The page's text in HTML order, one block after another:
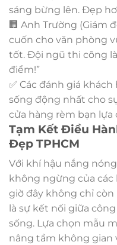
sáng bừng lên. Đẹp
🏢 Anh Trường (Giám
cuốn cho văn phòng
tốt. Đội ngũ thi công
điểm!”
✅ Các đánh giá
sống động nhất cho
cửa hàng rèm bạn lựa
Tạm Kết Điều
Đẹp TPHCM
Với khí hậu nắng
không ngừng của các
giờ đây không chỉ
là sự kết nối giữa
sống. Lựa chọn mẫu
nâng tầm không gian